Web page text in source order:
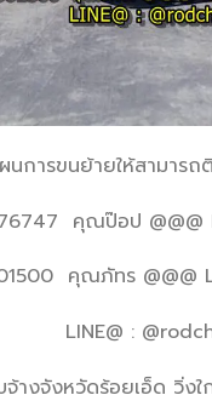
นการขนย้ายให้สามาร
คุณป๊อป @@@
คุณภัทร @@@
LINE@ :
างจังหวัดร้อยเอ็ด วิ่ง